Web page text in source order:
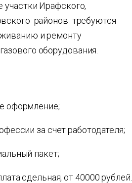
участки Ирафского,
районов требуются
и ремонту
оборудования.
оформление;
за счет работодателя;
пакет;
сдельная, от 40000 рублей.